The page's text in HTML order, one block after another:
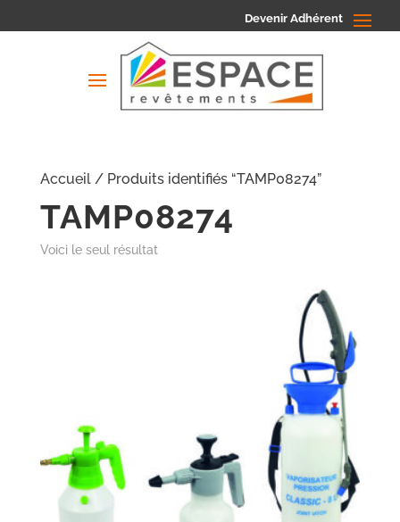
Devenir Adhérent
Accueil/ Produits identifiés “TAMP08274”
TAMP08274
Voici le seul résultat